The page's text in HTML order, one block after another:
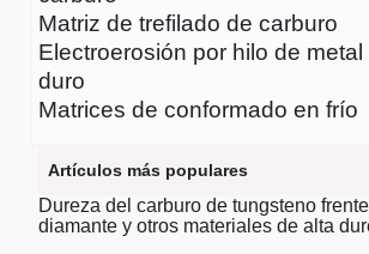
Matriz de trefilado de carburo
Electroerosión por hilo de metal
duro
Matrices de conformado en frío
Artículos más populares
Dureza del carburo de tungsteno frente
diamante y otros materiales de alta